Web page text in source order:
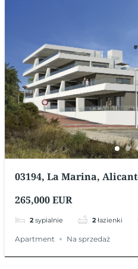
03194, La Marina,
265,000 EUR
2 sypialnie 2 łazienki
Apartment Na sprzedaż